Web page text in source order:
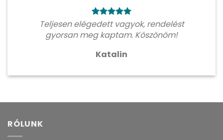
Teljesen elégedett vagyok, rendelést
gyorsan meg kaptam. Köszönöm!
Katalin
RÓLUNK